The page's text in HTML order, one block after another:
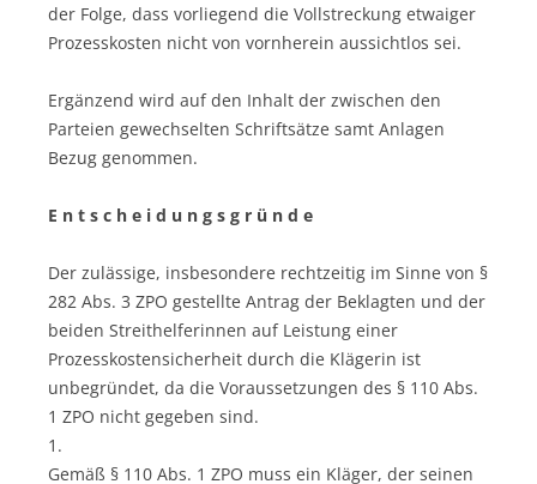
der Folge, dass vorliegend die Vollstreckung etwaiger
Prozesskosten nicht von vornherein aussichtlos sei.
Ergänzend wird auf den Inhalt der zwischen den
Parteien gewechselten Schriftsätze samt Anlagen
Bezug genommen.
E n t s c h e i d u n g s g r ü n d e
Der zulässige, insbesondere rechtzeitig im Sinne von §
282 Abs. 3 ZPO gestellte Antrag der Beklagten und der
beiden Streithelferinnen auf Leistung einer
Prozesskostensicherheit durch die Klägerin ist
unbegründet, da die Voraussetzungen des § 110 Abs.
1 ZPO nicht gegeben sind.
1.
Gemäß § 110 Abs. 1 ZPO muss ein Kläger, der seinen